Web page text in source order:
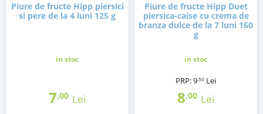
Piure de fructe Hipp piersici
si pere de la 4 luni 125 g
in stoc
7,00 Lei
Piure de fructe Hipp Duet
piersica-caise cu crema de
branza dulce de la 7 luni 160
g
in stoc
PRP:9,50 Lei
8,00 Lei